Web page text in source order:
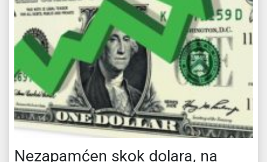
Nezapamćen skok dolara, na